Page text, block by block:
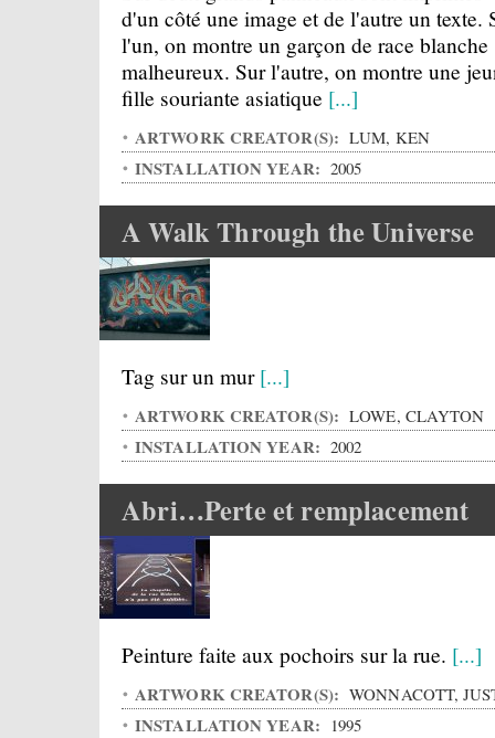
d'un côté une image et de l'autre un texte.
l'un, on montre un garçon de race blanche
malheureux. Sur l'autre, on montre une
fille souriante asiatique [...]
ARTWORK CREATOR(S): LUM, KEN
INSTALLATION YEAR: 2005
A Walk Through the Universe
Tag sur un mur[...]
ARTWORK CREATOR(S): LOWE, CLAYTON
INSTALLATION YEAR: 2002
Abri…Perte et remplacement
Peinture faite aux pochoirs sur la rue. [...]
ARTWORK CREATOR(S): WONNACOTT,
INSTALLATION YEAR: 1995